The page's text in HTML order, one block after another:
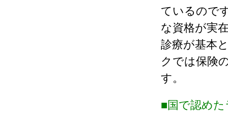
ているので
な資格が実
診療が基本
クでは保険
す。
■国で認め